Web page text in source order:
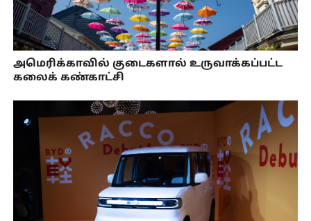
அமெரிக்காவில் குடைகளால் உருவாக்கப்பட்ட
கலைக் கண்காட்சி